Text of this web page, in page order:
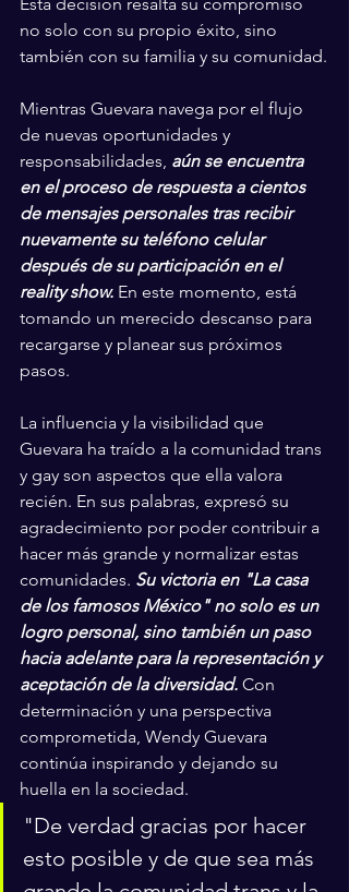
Esta decisión resalta su compromiso
no solo con su propio éxito, sino
también con su familia y su comunidad.
Mientras Guevara navega por el flujo
de nuevas oportunidades y
responsabilidades, aún se encuentra
en el proceso de respuesta a cientos
de mensajes personales tras recibir
nuevamente su teléfono celular
después de su participación en el
reality show. En este momento, está
tomando un merecido descanso para
recargarse y planear sus próximos
pasos.
La influencia y la visibilidad que
Guevara ha traído a la comunidad trans
y gay son aspectos que ella valora
recién. En sus palabras, expresó su
agradecimiento por poder contribuir a
hacer más grande y normalizar estas
comunidades. Su victoria en "La casa
de los famosos México" no solo es un
logro personal, sino también un paso
hacia adelante para la representación y
aceptación de la diversidad. Con
determinación y una perspectiva
comprometida, Wendy Guevara
continúa inspirando y dejando su
huella en la sociedad.
"De verdad gracias por hacer
esto posible y de que sea más